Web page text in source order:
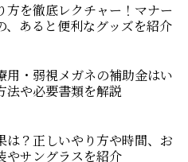
方を徹底レクチャー！マナー
、あると便利なグッズを紹介
用・弱視メガネの補助金はい
法や必要書類を解説
は？正しいやり方や時間、お
やサングラスを紹介